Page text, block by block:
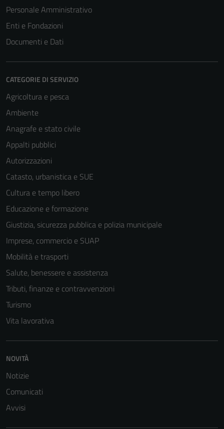
Personale Amministrativo
Enti e Fondazioni
Documenti e Dati
CATEGORIE DI SERVIZIO
Agricoltura e pesca
Ambiente
Anagrafe e stato civile
Appalti pubblici
Autorizzazioni
Catasto, urbanistica e SUE
Cultura e tempo libero
Educazione e formazione
Giustizia, sicurezza pubblica e polizia municipale
Imprese, commercio e SUAP
Mobilità e trasporti
Salute, benessere e assistenza
Tributi, finanze e contravvenzioni
Turismo
Vita lavorativa
NOVITÀ
Notizie
Comunicati
Avvisi